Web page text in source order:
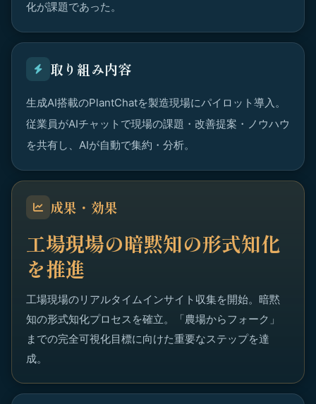
化が課題であった。
取り組み内容
生成AI搭載のPlantChatを製造現場にパイロット導入。
従業員がAIチャットで現場の課題・改善提案・ノウハウ
を共有し、AIが自動で集約・分析。
成果・効果
工場現場の暗黙知の形式知化
を推進
工場現場のリアルタイムインサイト収集を開始。暗黙
知の形式知化プロセスを確立。「農場からフォーク」
までの完全可視化目標に向けた重要なステップを達
成。